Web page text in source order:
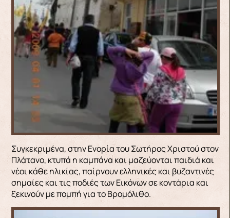
Συγκεκριμένα, στην Ενορία του Σωτήρος Χριστού στον
Πλάτανο, κτυπά η καμπάνα και μαζεύονται παιδιά και
νέοι κάθε ηλικίας, παίρνουν ελληνικές και βυζαντινές
σημαίες και τις ποδιές των Εικόνων σε κοντάρια και
ξεκινούν με πομπή για το Βρομόλιθο.